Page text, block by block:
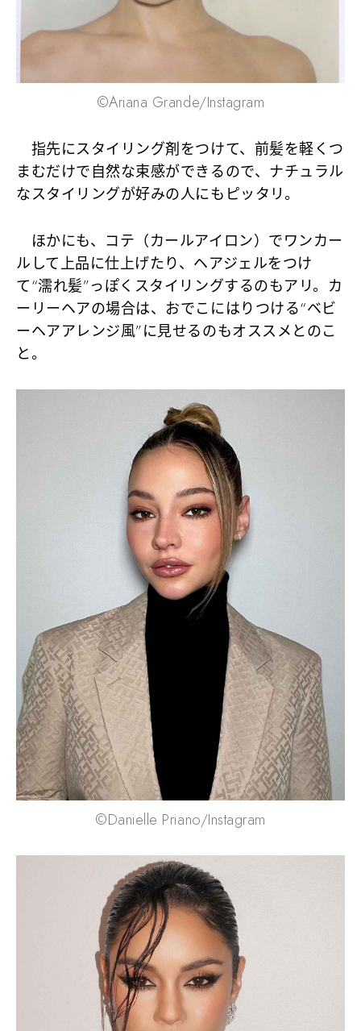
©Ariana Grande/Instagram
指先にスタイリング剤をつけて、前髪を軽くつ
まむだけで自然な束感ができるので、ナチュラル
なスタイリングが好みの人にもピッタリ。
ほかにも、コテ（カールアイロン）でワンカー
ルして上品に仕上げたり、ヘアジェルをつけ
て“濡れ髪”っぽくスタイリングするのもアリ。カ
ーリーヘアの場合は、おでこにはりつける“ベビ
ーヘアアレンジ風”に見せるのもオススメとのこ
と。
©Danielle Priano/Instagram